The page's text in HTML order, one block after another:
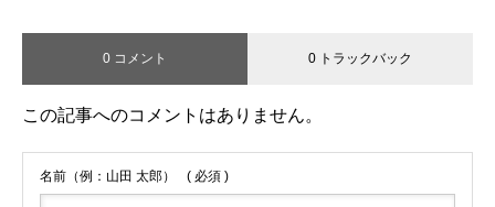
0 コメント 0 トラックバック
この記事へのコメントはありません。
名前（例：山田 太郎） ( 必須 )